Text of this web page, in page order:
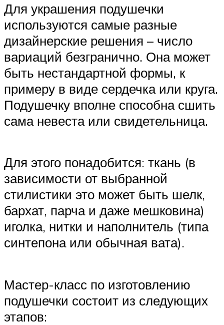
Для украшения подушечки
используются самые разные
дизайнерские решения – число
вариаций безгранично. Она может
быть нестандартной формы, к
примеру в виде сердечка или круга.
Подушечку вполне способна сшить
сама невеста или свидетельница.
Для этого понадобится: ткань (в
зависимости от выбранной
стилистики это может быть шелк,
бархат, парча и даже мешковина)
иголка, нитки и наполнитель (типа
синтепона или обычная вата).
Мастер-класс по изготовлению
подушечки состоит из следующих
этапов: